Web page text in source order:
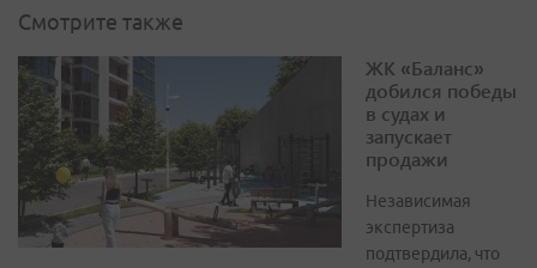
Смотрите также
ЖК «Баланс»
добился победы
в судах и
запускает
продажи
Независимая
экспертиза
подтвердила, что